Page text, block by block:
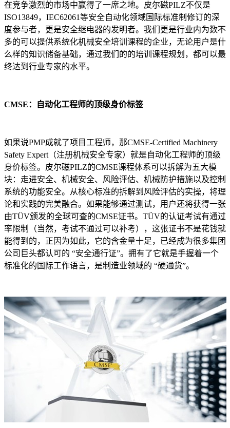
在竞争激烈的市场中赢得了一席之地。皮尔磁PILZ不仅是
ISO13849，IEC62061等安全自动化领域国际标准制修订的深
度参与者，更是安全继电器的发明者。我们更是行业内为数不
多的可以提供系统化机械安全培训课程的企业，无论用户是什
么样的知识储备基础，通过我们的的培训课程规划，都可以最
终达到行业专家的水平。
CMSE：自动化工程师的顶级身价标签
如果说PMP成就了项目工程师，那CMSE-Certified Machinery
Safety Expert（注册机械安全专家）就是自动化工程师的顶级
身价标签。皮尔磁PILZ的CMSE课程体系可以拆解为五大模
块：走进安全、机械安全、风险评估、机械防护措施以及控制
系统的功能安全。从核心标准的拆解到风险评估的实操，将理
论和实践的完美融合。如果能够通过测试，用户还将获得一张
由TÜV颁发的全球可查的CMSE证书。TÜV的认证考试有通过
率限制（当然，考试不通过可以补考），这张证书不是花钱就
能得到的，正因为如此，它的含金量十足，已经成为很多集团
公司巨头都认可的 “安全通行证”。拥有了它就是手握着一个
标准化的国际工作语言，是制造业领域的 “硬通货”。